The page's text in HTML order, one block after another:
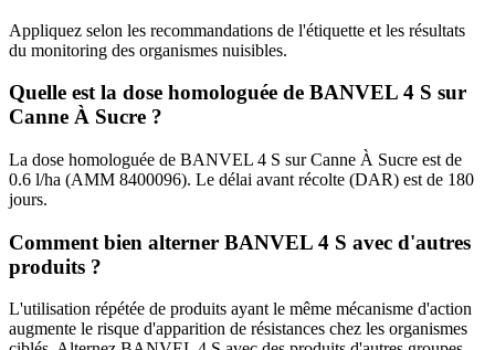
Appliquez selon les recommandations de l'étiquette et les résultats
du monitoring des organismes nuisibles.
Quelle est la dose homologuée de BANVEL 4 S sur
Canne À Sucre ?
La dose homologuée de BANVEL 4 S sur Canne À Sucre est de
0.6 l/ha (AMM 8400096). Le délai avant récolte (DAR) est de 180
jours.
Comment bien alterner BANVEL 4 S avec d'autres
produits ?
L'utilisation répétée de produits ayant le même mécanisme d'action
augmente le risque d'apparition de résistances chez les organismes